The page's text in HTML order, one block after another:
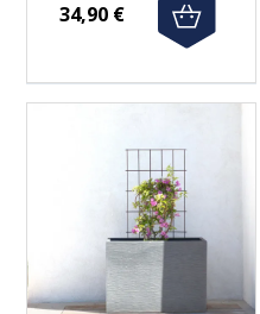
34,90 €